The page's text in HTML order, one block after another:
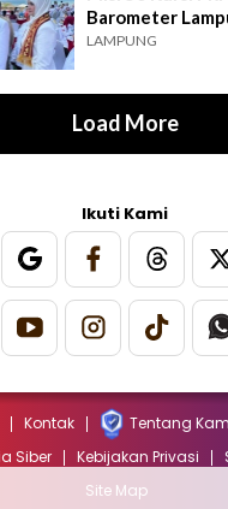
Barometer
LAMPUNG
Load More
Ikuti Kami
Kontak Tentang
Siber
Kebijakan Privasi
Site Map